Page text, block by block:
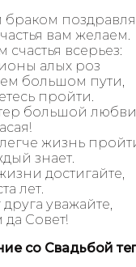
вам желаем.
всерьез:
алых роз
большом пути,
пройти.
большой любви
жизнь
знает.
достигайте,
лет.
друга уважайте,
Совет!
со Свадьбой